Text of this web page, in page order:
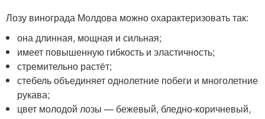
Лозу винограда Молдова можно охарактеризовать так:
она длинная, мощная и сильная;
имеет повышенную гибкость и эластичность;
стремительно растёт;
стебель объединяет однолетние побеги и многолетние
рукава;
цвет молодой лозы — бежевый, бледно-коричневый,